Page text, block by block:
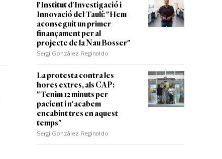
l'Institut d'Investigació i
Innovació del Taulí: "Hem
aconseguit un primer
finançament per al
projecte de la Nau Bosser"
Sergi Gonzàlez Reginaldo
La protesta contra les
hores extres, als CAP:
"Tenim 12 minuts per
pacient i n'acabem
encabint tres en aquest
temps"
Sergi Gonzàlez Reginaldo